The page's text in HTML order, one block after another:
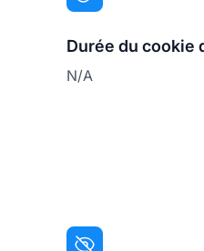
Durée du cookie
N/A